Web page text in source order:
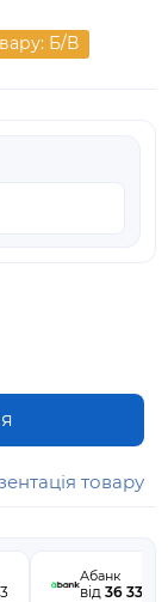
Б/В
товару
Абанк
від 36 334